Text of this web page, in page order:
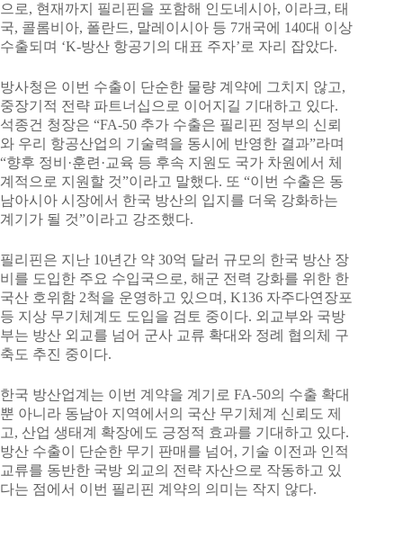
으로, 현재까지 필리핀을 포함해 인도네시아, 이라크, 태
국, 콜롬비아, 폴란드, 말레이시아 등 7개국에 140대 이상
수출되며 ‘K-방산 항공기의 대표 주자’로 자리 잡았다.
방사청은 이번 수출이 단순한 물량 계약에 그치지 않고,
중장기적 전략 파트너십으로 이어지길 기대하고 있다.
석종건 청장은 “FA-50 추가 수출은 필리핀 정부의 신뢰
와 우리 항공산업의 기술력을 동시에 반영한 결과”라며
“향후 정비·훈련·교육 등 후속 지원도 국가 차원에서 체
계적으로 지원할 것”이라고 말했다. 또 “이번 수출은 동
남아시아 시장에서 한국 방산의 입지를 더욱 강화하는
계기가 될 것”이라고 강조했다.
필리핀은 지난 10년간 약 30억 달러 규모의 한국 방산 장
비를 도입한 주요 수입국으로, 해군 전력 강화를 위한 한
국산 호위함 2척을 운영하고 있으며, K136 자주다연장포
등 지상 무기체계도 도입을 검토 중이다. 외교부와 국방
부는 방산 외교를 넘어 군사 교류 확대와 정례 협의체 구
축도 추진 중이다.
한국 방산업계는 이번 계약을 계기로 FA-50의 수출 확대
뿐 아니라 동남아 지역에서의 국산 무기체계 신뢰도 제
고, 산업 생태계 확장에도 긍정적 효과를 기대하고 있다.
방산 수출이 단순한 무기 판매를 넘어, 기술 이전과 인적
교류를 동반한 국방 외교의 전략 자산으로 작동하고 있
다는 점에서 이번 필리핀 계약의 의미는 작지 않다.